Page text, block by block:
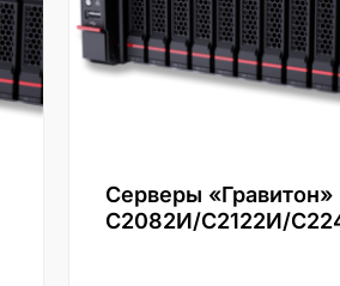
Серверы «Гравитон»
С2082И/С2122И/